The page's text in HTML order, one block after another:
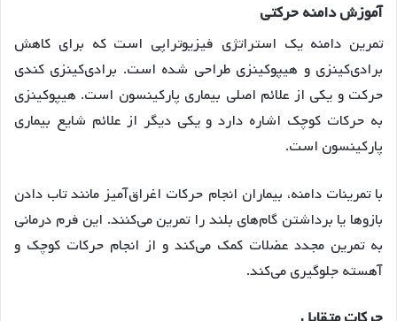
آموزش دامنه حرکتی
تمرین دامنه یک استراتژی فیزیوتراپی است که برای کاهش
برادی‌کینزی و هیپوکینزی طراحی شده است. برادی‌کینزی کندی
حرکت و یکی از علائم اصلی بیماری پارکینسون است. هیپوکینزی
به حرکات کوچک اشاره دارد و یکی دیگر از علائم شایع بیماری
پارکینسون است.
با تمرینات دامنه، بیماران انجام حرکات اغراق‌آمیز مانند تاب دادن
بازوها یا برداشتن گام‌های بلند را تمرین می‌کنند. این فرم درمانی
به تمرین مجدد عضلات کمک می‌کند و از انجام حرکات کوچک و
آهسته جلوگیری می‌کند.